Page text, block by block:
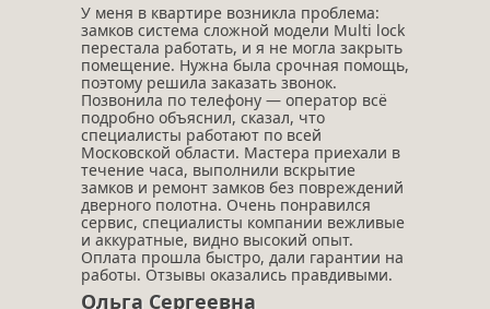
У меня в квартире возникла проблема:
замков система сложной модели Multi lock
перестала работать, и я не могла закрыть
помещение. Нужна была срочная помощь,
поэтому решила заказать звонок.
Позвонила по телефону — оператор всё
подробно объяснил, сказал, что
специалисты работают по всей
Московской области. Мастера приехали в
течение часа, выполнили вскрытие
замков и ремонт замков без повреждений
дверного полотна. Очень понравился
сервис, специалисты компании вежливые
и аккуратные, видно высокий опыт.
Оплата прошла быстро, дали гарантии на
работы. Отзывы оказались правдивыми.
Ольга Сергеевна